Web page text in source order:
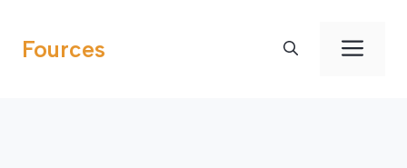
contenu
Fources